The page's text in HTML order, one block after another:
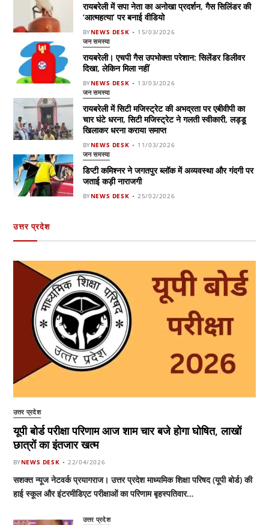
रायबरेली में सपा नेता का अनोखा प्रदर्शन, गैस सिलिंडर की
‘आत्महत्या’ पर बनाई वीडियो
BYNEWS DESK 15/03/2026
जन समस्या
रायबरेली। एचपी गैस उपभोक्ता परेशान: सिलेंडर डिलीवर
दिखा, लेकिन मिला नहीं
BYNEWS DESK 13/03/2026
जन समस्या
रायबरेली में सिटी मजिस्ट्रेट की अभद्रता पर एबीवीपी का
चार घंटे धरना, सिटी मजिस्ट्रेट ने गलती स्वीकारी, लड्डू
खिलाकर धरना कराया समाप्त
BYNEWS DESK 11/03/2026
जन समस्या
डिप्टी कमिश्नर ने जगतपुर ब्लॉक में अव्यवस्था और गंदगी पर
जताई कड़ी नाराजगी
BYNEWS DESK 25/02/2026
उत्तर प्रदेश
उत्तर प्रदेश
यूपी बोर्ड परीक्षा परिणाम आज शाम चार बजे होगा घोषित, लाखों
छात्रों का इंतजार खत्म
BYNEWS DESK 22/04/2026
सशक्त न्यूज नेटवर्क प्रयागराज। उत्तर प्रदेश माध्यमिक शिक्षा परिषद (यूपी बोर्ड) की
हाई स्कूल और इंटरमीडिएट परीक्षाओं का परिणाम बृहस्पतिवार…
उत्तर प्रदेश